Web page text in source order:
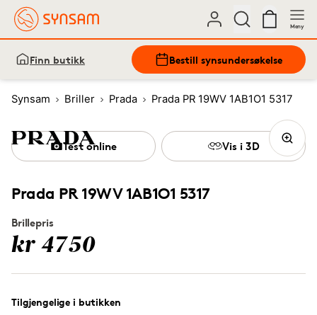
Meny
Finn butikk Bestill synsundersøkelse
Synsam Briller Prada Prada PR 19WV 1AB1O1 5317
Prada PR 19WV 1AB1O1 5317
Brillepris
kr 4750
Tilgjengelige i butikken
Test online Vis i 3D